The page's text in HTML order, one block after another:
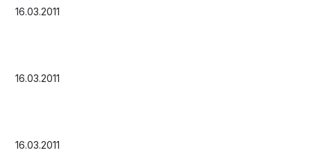
16.03.2011
16.03.2011
16.03.2011